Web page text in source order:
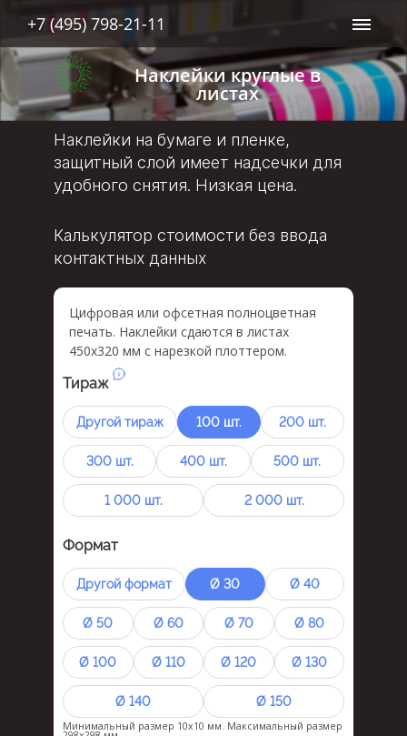
+7 (495) 798-21-11
Наклейки круглые в
листах
Наклейки на бумаге и пленке,
защитный слой имеет надсечки для
удобного снятия. Низкая цена.
Калькулятор стоимости без ввода
контактных данных